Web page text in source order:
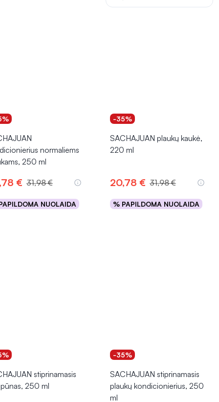
normaliems
250 ml
€ 31,98 €
NUOLAIDA
Į krepšelį
-35%
SACHAJUAN plaukų kaukė,
220 ml
20,78 € 31,98 €
% PAPILDOMA NUOLAIDA
Į krepšelį
stiprinamasis
250 ml
-35%
SACHAJUAN stiprinamasis
plaukų kondicionierius, 250
ml